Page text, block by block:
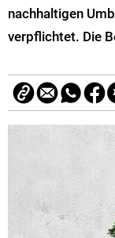
nachhaltigen
verpflichtet. Die